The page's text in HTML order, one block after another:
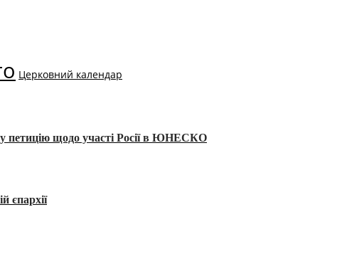
Церковний календар
петицію щодо участі Росії в ЮНЕСКО
єпархії